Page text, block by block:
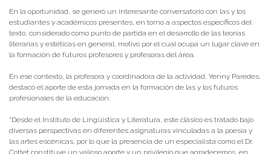
En la oportunidad, se generó un interesante conversatorio con las y los
estudiantes y académicos presentes, en torno a aspectos específicos del
texto, considerado como punto de partida en el desarrollo de las teorías
literarias y estéticas en general, motivo por el cual ocupa un lugar clave en
la formación de futuros profesores y profesoras del área.
En ese contexto, la profesora y coordinadora de la actividad, Yenny Paredes,
destacó el aporte de esta jornada en la formación de las y los futuros
profesionales de la educación.
“Desde el Instituto de Lingüística y Literatura, este clásico es tratado bajo
diversas perspectivas en diferentes asignaturas vinculadas a la poesía y
las artes escénicas, por lo que la presencia de un especialista como el Dr.
Cottet constituye un valioso aporte y un privilegio que agradecemos, en